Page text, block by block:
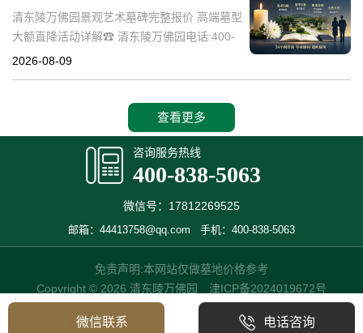
清东陵万佛园景观艺术墓碑完整报价 高端墓型
大额直降活动详解☎ 清东陵万佛园电话:400-
838-5063清东陵万佛园，作为中国著名的皇家
2026-08-09
查看更多
咨询服务热线
400-838-5063
微信号：17812269525
邮箱：44413758@qq.com 手机：400-838-5063
免责声明:本网站仅做墓地价格参考
Copyright © 2026 清东陵万佛园 津ICP备2024019672号
微信联系 电话咨询